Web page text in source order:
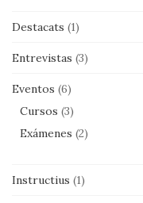
Destacats (1)
Entrevistas (3)
Eventos (6)
Cursos (3)
Exámenes (2)
Instructius (1)